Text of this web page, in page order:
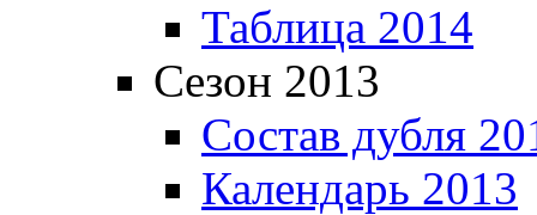
Таблица 2014
Сезон 2013
Состав дубля
Календарь 2013